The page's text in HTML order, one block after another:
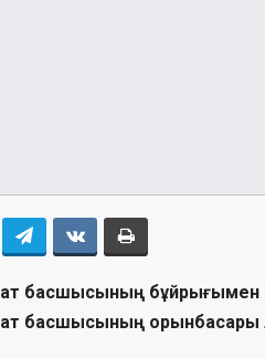
басшысының бұйрығымен
басшысының